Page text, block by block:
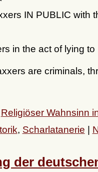
IN PUBLIC with
in the act of lying to
are criminals,
Religiöser Wahnsinn
, Scharlatanerie |
der